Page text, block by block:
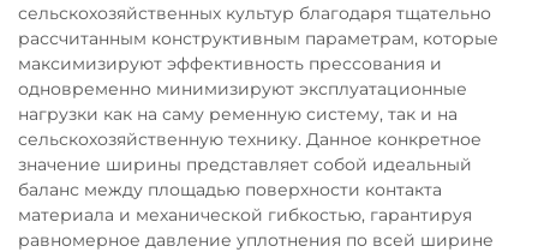
сельскохозяйственных культур благодаря тщательно
рассчитанным конструктивным параметрам, которые
максимизируют эффективность прессования и
одновременно минимизируют эксплуатационные
нагрузки как на саму ременную систему, так и на
сельскохозяйственную технику. Данное конкретное
значение ширины представляет собой идеальный
баланс между площадью поверхности контакта
материала и механической гибкостью, гарантируя
равномерное давление уплотнения по всей ширине